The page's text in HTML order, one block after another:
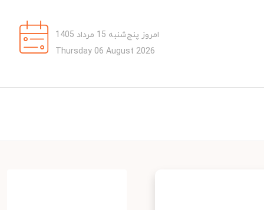
امروز پنج‌شنبه 15 مرداد 1405
Thursday 06 August 2026